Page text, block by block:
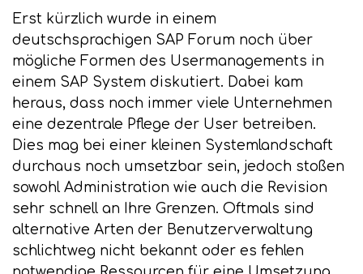
Erst kürzlich wurde in einem
deutschsprachigen SAP Forum noch über
mögliche Formen des Usermanagements in
einem SAP System diskutiert. Dabei kam
heraus, dass noch immer viele Unternehmen
eine dezentrale Pflege der User betreiben.
Dies mag bei einer kleinen Systemlandschaft
durchaus noch umsetzbar sein, jedoch stoßen
sowohl Administration wie auch die Revision
sehr schnell an Ihre Grenzen. Oftmals sind
alternative Arten der Benutzerverwaltung
schlichtweg nicht bekannt oder es fehlen